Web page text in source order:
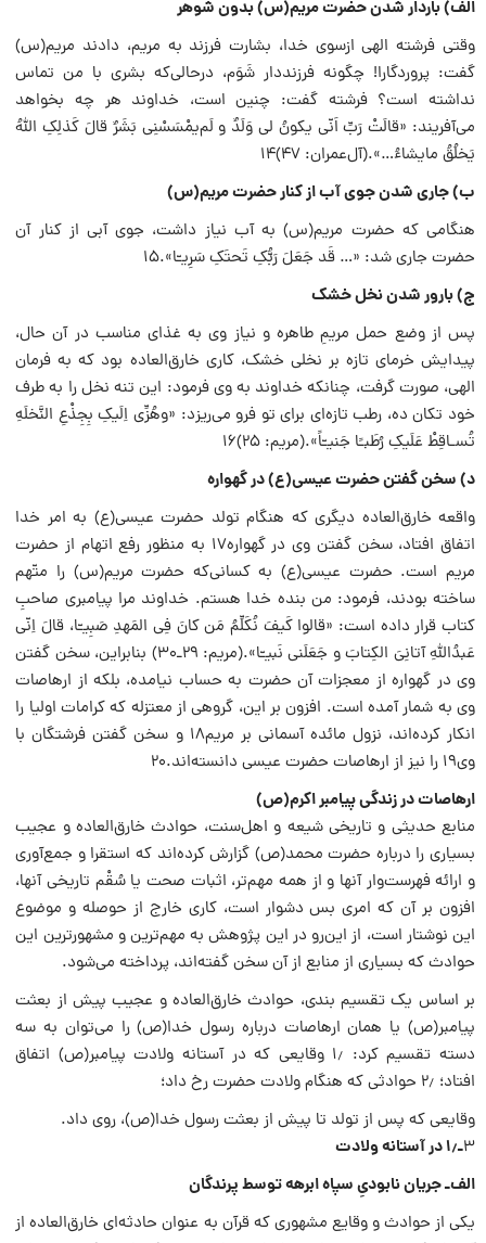
الف) باردار شدن حضرت مریم‌(س) بدون شوهر
وقتی فرشته الهی ازسوی خدا، بشارت فرزند به مریم، دادند مریم(س)
گفت: پروردگارا! چگونه فرزنددار شَوَم، در‌حالی‌که بشری با من تماس
نداشته است؟ فرشته گفت: چنین است، خداوند هر چه بخواهد
می‌آفریند: «قالَتْ رَبِّ اَنّی یکونُ لی وَلَدٌ و لَم‌یمْسَسْنِی بَشَرٌ قالَ کَذلِکِ اللّهُ
یَخلُقُ ما‌یشاءُ‌…».(آل‌عمران: ۴۷)۱۴
ب‌) جاری شدن جوی آب از کنار حضرت مریم(س)
هنگامی که حضرت مریم(س) به آب نیاز داشت، جوی آبی از کنار آن
حضرت جاری شد: «… قَد جَعَلَ رَبُّکِ تَحتَکِ سَرِیـّا».۱۵
ج‌) بارور شدن نخل خشک
پس از وضع حمل مریمِ طاهره و نیاز وی به غذای مناسب در آن حال،
پیدایش خرمای تازه بر نخلی خشک، کاری خارق‌العاده بود که به فرمان
الهی، صورت گرفت، چنانکه خداوند به وی فرمود: این تنه نخل را به طرف
خود تکان ده، رطب تازه‌ای برای تو فرو می‌ریزد: «و‌هُزِّی اِلَیکِ بِجِذْعِ النَّخلَهِ
تُسـاقِطْ عَلَیکِ رُطَبـًا جَنیـّاً».(مریم: ۲۵)۱۶
د) سخن گفتن حضرت عیسی‌(ع) در گهواره
واقعه خارق‌العاده دیگری که هنگام تولد حضرت عیسی‌(ع) به امر خدا
اتفاق افتاد، سخن گفتن وی در گهواره۱۷ به منظور رفع اتهام از حضرت
مریم است. حضرت عیسی‌(ع) به کسانی‌که حضرت مریم(س) را متّهم
ساخته بودند، فرمود: من بنده خدا هستم. خداوند مرا پیامبری صاحبِ
کتاب قرار داده است: «قالوا کَیفَ نُکَلِّمُ مَن کانَ فِی المَهدِ صَبِیـّا، قالَ اِنّی
عَبدُاللّهِ آتانِیَ الکِتابَ و جَعَلَنی نَبیـّا».(مریم: ۲۹ـ۳۰) بنابراین، سخن گفتن
وی در گهواره از معجزات آن حضرت به حساب نیامده، بلکه از ارهاصات
وی به ‌شمار آمده است. افزون بر این، گروهی از معتزله که کرامات اولیا را
انکار کرده‌اند، نزول مائده آسمانی بر مریم۱۸ و سخن گفتن فرشتگان با
وی۱۹ را نیز از ارهاصات حضرت عیسی دانسته‌اند.۲۰
ارهاصات در زندگی پیامبر اکرم‌(ص)
منابع حدیثی و تاریخی شیعه و اهل‌سنت، حوادث خارق‌العاده و عجیب
بسیاری را درباره حضرت محمد‌(ص) گزارش کرده‌اند که استقرا و جمع‌آوری
و ارائه فهرست‌وار آنها و از همه مهم‌تر، اثبات صحت یا سُقْم تاریخی آنها،
افزون بر آن که امری بس دشوار است، کاری خارج از حوصله و موضوع
این نوشتار است، از این‌رو در این پژوهش به مهم‌ترین و مشهورترین این
حوادث که بسیاری از منابع از آن سخن گفته‌اند، پرداخته می‌شود.
بر اساس یک تقسیم بندی، حوادث خارق‌العاده و عجیب پیش از بعثت
پیامبر‌(ص) یا همان ارهاصات درباره رسول خدا‌(ص) را می‌توان به سه
دسته تقسیم کرد: ۱٫ وقایعی که در آستانه ولادت پیامبر‌(ص) اتفاق
افتاد؛ ۲٫ حوادثی که هنگام ولادت حضرت رخ داد؛
وقایعی که پس از تولد تا پیش از بعثت رسول خدا‌(ص)، روی داد.
۳ـ۱٫ در آستانه ولادت
الف‌ـ جریان نابودیِ سپاه ابرهه توسط پرندگان
یکی از حوادث و وقایع مشهوری که قرآن به عنوان حادثه‌ای خارق‌العاده از